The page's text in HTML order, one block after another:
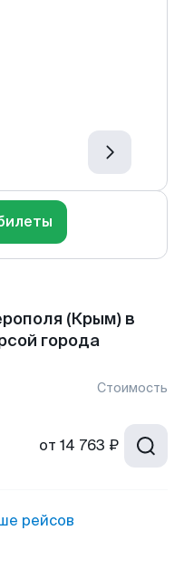
(Крым) в
города
Стоимость
от 14 763 ₽
рейсов